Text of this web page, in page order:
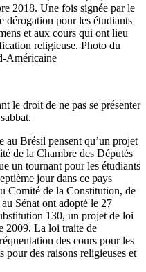
2018. Une fois signée par le
dérogation pour les étudiants
et aux cours qui ont lieu
religieuse. Photo du
Américaine
le droit de ne pas se présenter
au Brésil pensent qu’un projet
de la Chambre des Députés
un tournant pour les étudiants
jour dans ce pays
Comité de la Constitution, de
Sénat ont adopté le 27
130, un projet de loi
2009. La loi traite de
des cours pour les
pour des raisons religieuses et